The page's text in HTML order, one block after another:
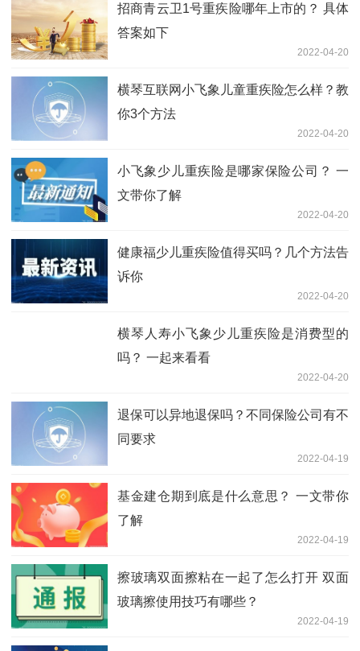
招商青云卫1号重疾险哪年上市的？ 具体
答案如下
2022-04-20
横琴互联网小飞象儿童重疾险怎么样？教
你3个方法
2022-04-20
小飞象少儿重疾险是哪家保险公司？ 一
文带你了解
2022-04-20
健康福少儿重疾险值得买吗？几个方法告
诉你
2022-04-20
横琴人寿小飞象少儿重疾险是消费型的
吗？ 一起来看看
2022-04-20
退保可以异地退保吗？不同保险公司有不
同要求
2022-04-19
基金建仓期到底是什么意思？ 一文带你
了解
2022-04-19
擦玻璃双面擦粘在一起了怎么打开 双面
玻璃擦使用技巧有哪些？
2022-04-19